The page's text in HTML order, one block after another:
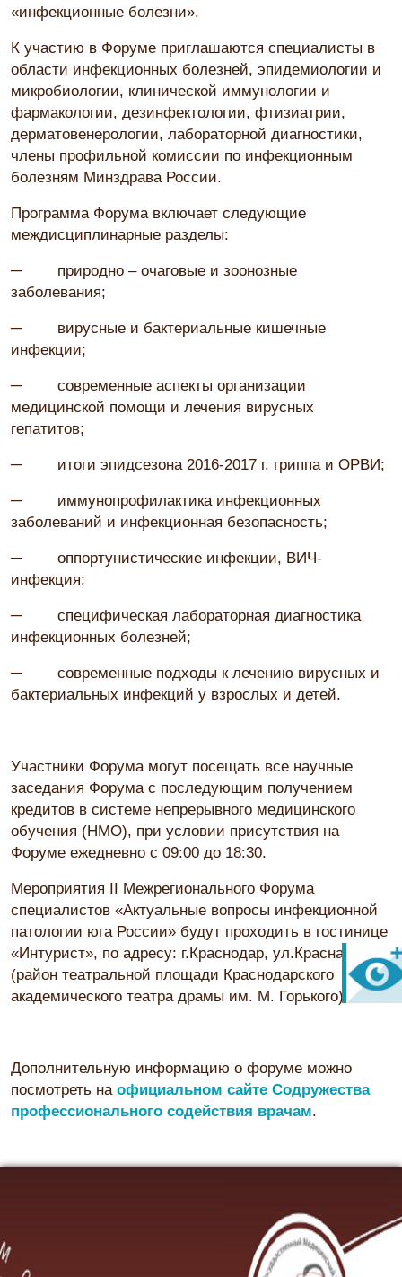
«инфекционные болезни».
К участию в Форуме приглашаются специалисты в
области инфекционных болезней, эпидемиологии и
микробиологии, клинической иммунологии и
фармакологии, дезинфектологии, фтизиатрии,
дерматовенерологии, лабораторной диагностики,
члены профильной комиссии по инфекционным
болезням Минздрава России.
Программа Форума включает следующие
междисциплинарные разделы:
─ природно – очаговые и зоонозные
заболевания;
─ вирусные и бактериальные кишечные
инфекции;
─ современные аспекты организации
медицинской помощи и лечения вирусных
гепатитов;
─ итоги эпидсезона 2016-2017 г. гриппа и ОРВИ;
─ иммунопрофилактика инфекционных
заболеваний и инфекционная безопасность;
─ оппортунистические инфекции, ВИЧ-
инфекция;
─ специфическая лабораторная диагностика
инфекционных болезней;
─ современные подходы к лечению вирусных и
бактериальных инфекций у взрослых и детей.
Участники Форума могут посещать все научные
заседания Форума с последующим получением
кредитов в системе непрерывного медицинского
обучения (НМО), при условии присутствия на
Форуме ежедневно с 09:00 до 18:30.
Мероприятия II Межрегионального Форума
специалистов «Актуальные вопросы инфекционной
патологии юга России» будут проходить в гостинице
«Интурист», по адресу: г.Краснодар, ул.Красная, 109
(район театральной площади Краснодарского
академического театра драмы им. М. Горького).
Дополнительную информацию о форуме можно
посмотреть на официальном сайте Содружества
профессионального содействия врачам.